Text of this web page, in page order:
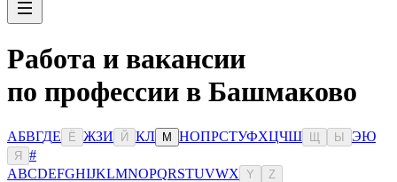
Работа и вакансии
по профессии в Башмаково
АБВГДЕ Ё ЖЗИ Й КЛ М НОПРСТУФХЦЧШ Ы ЭЮ
Я
#
ABCDEFGHIJKLMNOPQRSTUVWX Y Z